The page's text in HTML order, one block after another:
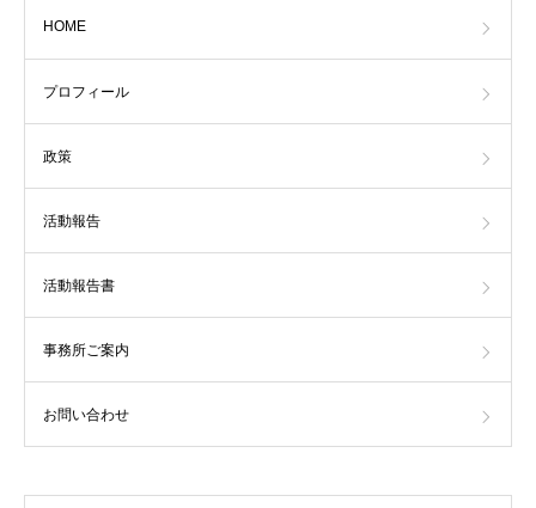
HOME
プロフィール
政策
活動報告
活動報告書
事務所ご案内
お問い合わせ